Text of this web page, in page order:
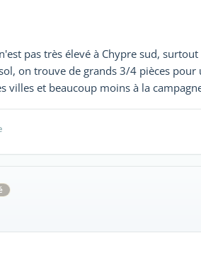
pas très élevé à Chypre sud,
on trouve de grands 3/4 pièces
villes et beaucoup moins à la